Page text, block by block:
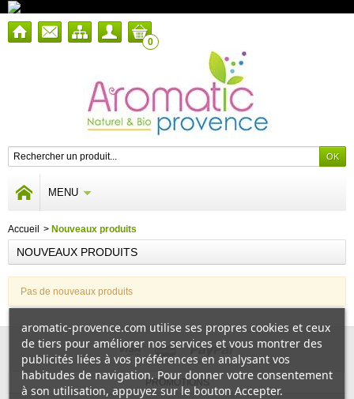
0
MENU
Accueil > Nouveaux produits
NOUVEAUX PRODUITS
Pas de nouveaux produits
PROMOTIONS
aromatic-provence.com utilise ses propres cookies et ceux
de tiers pour améliorer nos services et vous montrer des
publicités liées à vos préférences en analysant vos
habitudes de navigation. Pour donner votre consentement
à son utilisation, appuyez sur le bouton Accepter.